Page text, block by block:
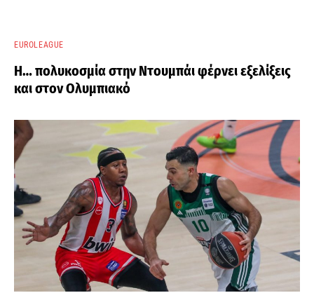
EUROLEAGUE
Η… πολυκοσμία στην Ντουμπάι φέρνει εξελίξεις
και στον Ολυμπιακό